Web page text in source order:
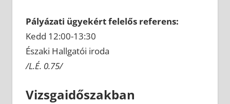
Pályázati ügyekért felelős referens:
Kedd 12:00-13:30
Északi Hallgatói iroda
/L.É. 0.75/
Vizsgaidőszakban